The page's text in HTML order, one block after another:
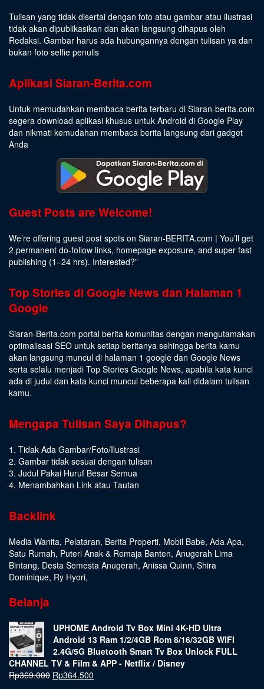
Tulisan yang tidak disertai dengan foto atau gambar atau ilustrasi
tidak akan dipublikasikan dan akan langsung dihapus oleh
Redaksi. Gambar harus ada hubungannya dengan tulisan ya dan
bukan foto selfie penulis
Aplikasi Siaran-Berita.com
Untuk memudahkan membaca berita terbaru di Siaran-berita.com
segera download aplikasi khusus untuk Android di Google Play
dan nikmati kemudahan membaca berita langsung dari gadget
Anda
Guest Posts are Welcome!
We’re offering guest post spots on Siaran-BERITA.com | You’ll get
2 permanent do-follow links, homepage exposure, and super fast
publishing (1–24 hrs). Interested?”
Top Stories di Google News dan Halaman 1
Google
Siaran-Berita.com portal berita komunitas dengan mengutamakan
optimalisasi SEO untuk setiap beritanya sehingga berita kamu
akan langsung muncul di halaman 1 google dan Google News
serta selalu menjadi Top Stories Google News, apabila kata kunci
ada di judul dan kata kunci muncul beberapa kali didalam tulisan
kamu.
Mengapa Tulisan Saya Dihapus?
1. Tidak Ada Gambar/Foto/Ilustrasi
2. Gambar tidak sesuai dengan tulisan
3. Judul Pakai Huruf Besar Semua
4. Menambahkan Link atau Tautan
Backlink
Media Wanita, Pelataran, Berita Properti, Mobil Babe, Ada Apa,
Satu Rumah, Puteri Anak & Remaja Banten, Anugerah Lima
Bintang, Desta Semesta Anugerah, Anissa Quinn, Shira
Dominique, Ry Hyori,
Belanja
UPHOME Android Tv Box Mini 4K-HD Ultra
Android 13 Ram 1/2/4GB Rom 8/16/32GB WIFI
2.4G/5G Bluetooth Smart Tv Box Unlock FULL
CHANNEL TV & Film & APP - Netflix / Disney
Rp369.000 Rp364.500